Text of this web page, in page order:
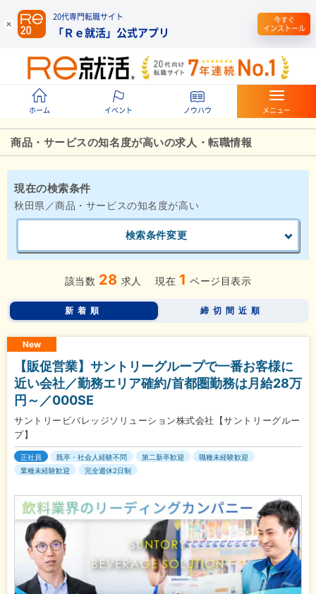
20代専門転職サイト
「Ｒｅ就活」公式アプリ
今すぐ
インストール
ホーム イベント ノウハウ メニュー
商品・サービスの知名度が高いの求人・転職情報
現在の検索条件
秋田県／商品・サービスの知名度が高い
検索条件変更
該当数 28 求人 現在 1 ページ目表示
新着順 締切間近順
New
【販促営業】サントリーグループで一番お客様に
近い会社／勤務エリア確約/首都圏勤務は月給28万
円～／000SE
サントリービバレッジソリューション株式会社【サントリーグルー
プ】
正社員 既卒・社会人経験不問 第二新卒歓迎
職種未経験歓迎
業種未経験歓迎
完全週休2日制